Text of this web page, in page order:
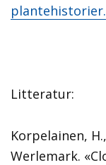
plantehistorier.
Litteratur:
Korpelainen,
Werlemark.